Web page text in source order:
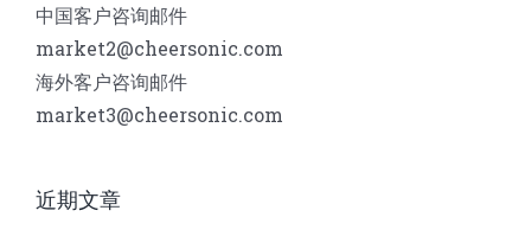
中国客户咨询邮件
market2@cheersonic.com
海外客户咨询邮件
market3@cheersonic.com
近期文章